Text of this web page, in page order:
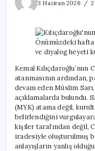
3 Haziran 2026
Kemal Kılıçdaroğlu’nun
atanmasının ardından,
devam eden Müslim
açıklamalarda bulundu.
(MYK) atama değil,
belirlendiğini
kişiler tarafından değil,
iradesiyle oluşturulmuş
anlayışların yanlış